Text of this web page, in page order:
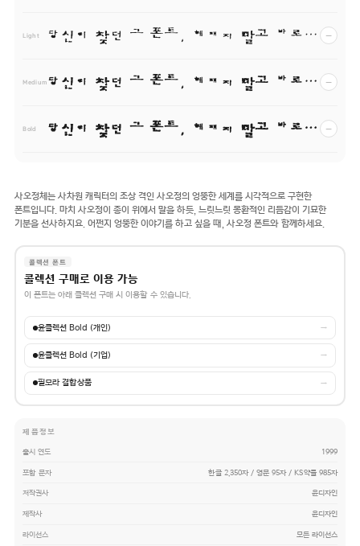
Light 당신이 찾던 그 폰트, 헤매지 말고 바로 폰코! −
Medium 당신이 찾던 그 폰트, 헤매지 말고 바로 폰코! −
Bold 당신이 찾던 그 폰트, 헤매지 말고 바로 폰코! −
사오정체는 사차원 캐릭터의 조상 격인 사오정의 엉뚱한 세계를 시각적으로 구현한
폰트입니다. 마치 사오정이 종이 위에서 말을 하듯, 느릿느릿 몽환적인 리듬감이 기묘한
기분을 선사하지요. 어쩐지 엉뚱한 이야기를 하고 싶을 때, 사오정 폰트와 함께하세요.
콜렉션 폰트
콜렉션 구매로 이용 가능
이 폰트는 아래 콜렉션 구매 시 이용할 수 있습니다.
윤콜렉션 Bold (개인) →
윤콜렉션 Bold (기업) →
필모라 결합상품 →
제품정보
출시 연도 1999
포함 문자 한글 2,350자 / 영문 95자 / KS약물 985자
저작권사 윤디자인
제작사 윤디자인
라이선스 모든 라이선스